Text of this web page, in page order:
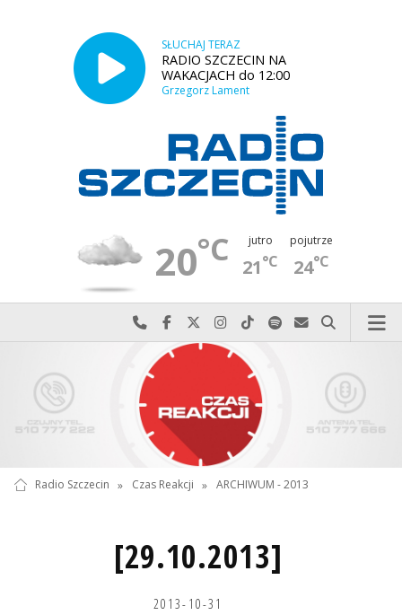
SŁUCHAJ TERAZ
RADIO SZCZECIN NA
WAKACJACH do 12:00
Grzegorz Lament
20°C jutro
21°C
pojutrze
24°C
Najlepiej po prostu do nas zadzwoń
Odwiedź nas na Facebook-u
Odwiedź nas na X
Odwiedź nas na Instagram-ie
Odwiedź nas na TikTok-u
Szukaj nas na Spotify
Wyślij do nas
Szukaj
Radio Szczecin » Czas Reakcji » ARCHIWUM - 2013
[29.10.2013]
2013-10-31